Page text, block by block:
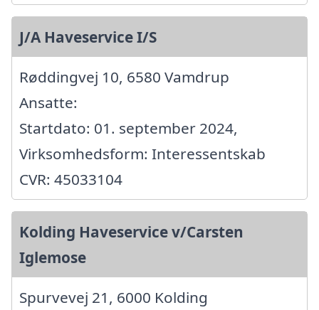
J/A Haveservice I/S
Røddingvej 10, 6580 Vamdrup
Ansatte:
Startdato: 01. september 2024,
Virksomhedsform: Interessentskab
CVR: 45033104
Kolding Haveservice v/Carsten
Iglemose
Spurvevej 21, 6000 Kolding